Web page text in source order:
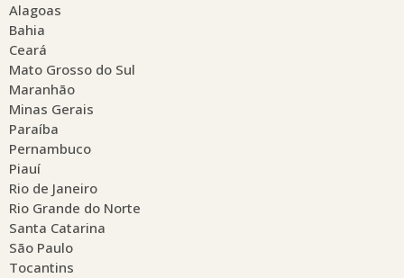
Alagoas
Bahia
Ceará
Mato Grosso do Sul
Maranhão
Minas Gerais
Paraíba
Pernambuco
Piauí
Rio de Janeiro
Rio Grande do Norte
Santa Catarina
São Paulo
Tocantins